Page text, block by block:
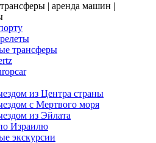
| аренда машин |
трансферы
из Центра страны
c Мертвого моря
из Эйлата
Израилю
экскурсии